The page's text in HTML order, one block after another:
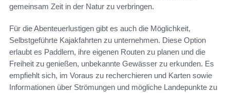
gemeinsam Zeit in der Natur zu verbringen.
Für die Abenteuerlustigen gibt es auch die Möglichkeit,
Selbstgeführte Kajakfahrten zu unternehmen. Diese Option
erlaubt es Paddlern, ihre eigenen Routen zu planen und die
Freiheit zu genießen, unbekannte Gewässer zu erkunden. Es
empfiehlt sich, im Voraus zu recherchieren und Karten sowie
Informationen über Strömungen und mögliche Landepunkte zu